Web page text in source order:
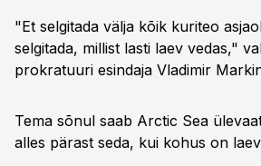
"Et selgitada välja kõik kuriteo
selgitada, millist lasti laev vedas,"
prokratuuri esindaja Vladimir
Tema sõnul saab Arctic Sea
alles pärast seda, kui kohus on